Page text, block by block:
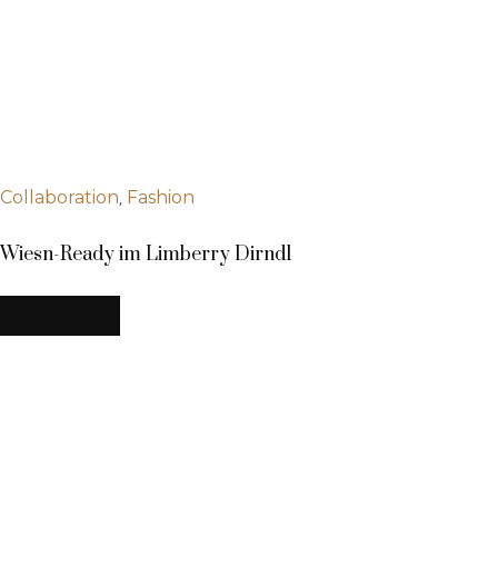
Collaboration, Fashion
Wiesn-Ready im Limberry Dirndl